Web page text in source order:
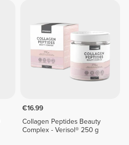
€16.99
Collagen Peptides Beauty
Complex - Verisol® 250 g